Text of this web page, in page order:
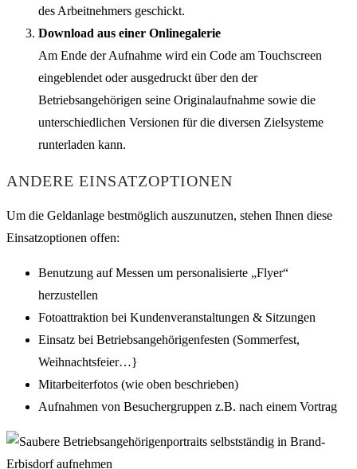
des Arbeitnehmers geschickt.
Download aus einer Onlinegalerie
Am Ende der Aufnahme wird ein Code am Touchscreen
eingeblendet oder ausgedruckt über den der
Betriebsangehörigen seine Originalaufnahme sowie die
unterschiedlichen Versionen für die diversen Zielsysteme
runterladen kann.
ANDERE EINSATZOPTIONEN
Um die Geldanlage bestmöglich auszunutzen, stehen Ihnen diese
Einsatzoptionen offen:
Benutzung auf Messen um personalisierte „Flyer“
herzustellen
Fotoattraktion bei Kundenveranstaltungen & Sitzungen
Einsatz bei Betriebsangehörigenfesten (Sommerfest,
Weihnachtsfeier…}
Mitarbeiterfotos (wie oben beschrieben)
Aufnahmen von Besuchergruppen z.B. nach einem Vortrag